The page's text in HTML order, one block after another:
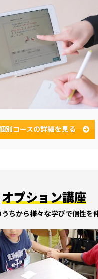
別コースの詳細を見る
オプション講座
ちから様々な学びで個性を